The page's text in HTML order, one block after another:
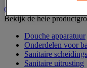
Onderdelen voor sanitair,
Bekijk de hele
Douche apparatuur
Onderdelen voor
Sanitaire
Sanitaire uitrusting